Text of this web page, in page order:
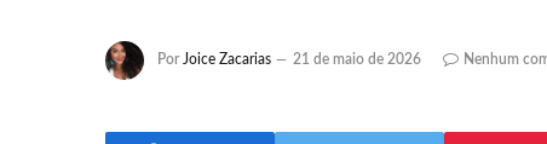
Por Joice Zacarias 21 de maio de 2026 Nenhum